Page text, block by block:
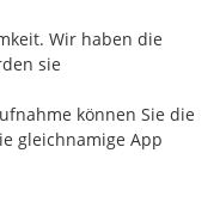
Wir haben die
sie
können Sie die
gleichnamige App